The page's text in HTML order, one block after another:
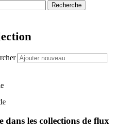
Recherche
les collections de flux